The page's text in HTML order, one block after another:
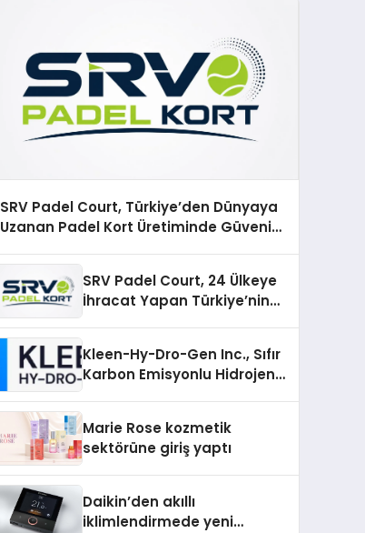
SRV Padel Court, Türkiye’den Dünyaya
Uzanan Padel Kort Üretiminde Güvenin
SRV Padel Court, 24 Ülkeye
İhracat Yapan Türkiye’nin
Kleen-Hy-Dro-Gen Inc., Sıfır
Karbon Emisyonlu Hidrojen
Aldı
Marie Rose kozmetik
sektörüne giriş yaptı
Daikin’den akıllı
iklimlendirmede yeni